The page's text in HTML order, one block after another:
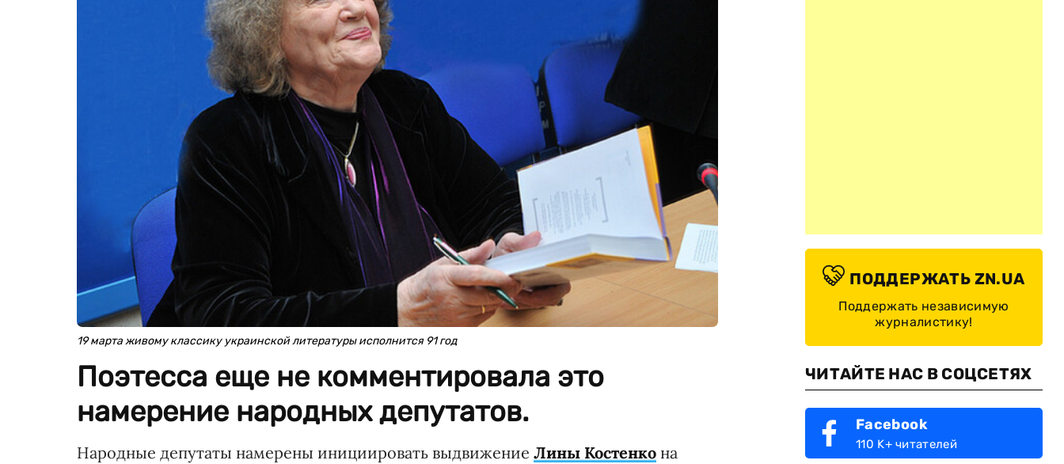
19 марта живому классику украинской литературы исполнится 91 год
Поэтесса еще не комментировала это
намерение народных депутатов.
Народные депутаты намерены инициировать выдвижение Лины Костенко на
ПОДДЕРЖАТЬ ZN.UA
Поддержать независимую
журналистику!
ЧИТАЙТЕ НАС В СОЦСЕТЯХ
Facebook
110 K+ читателей